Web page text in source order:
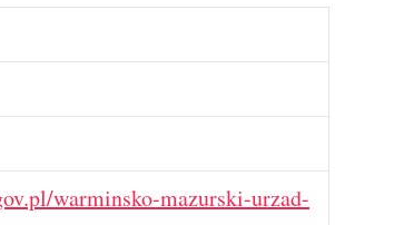
warminsko-mazurski-urzad-